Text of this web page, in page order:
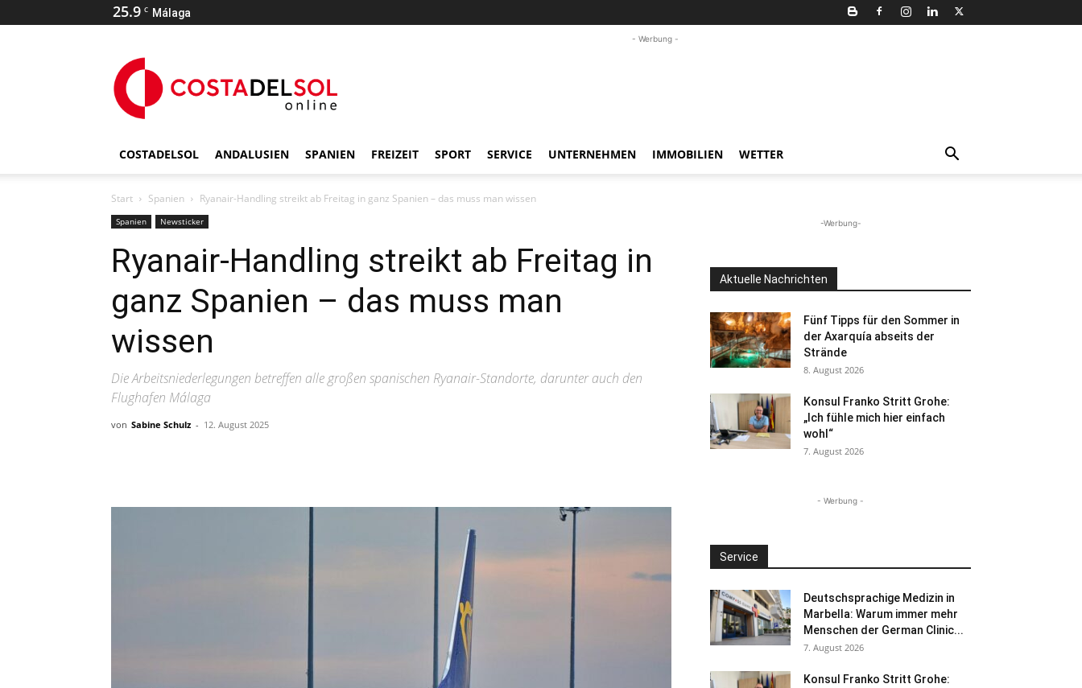
25.9 C Málaga
- Werbung -
COSTADELSOL ANDALUSIEN SPANIEN FREIZEIT SPORT SERVICE UNTERNEHMEN IMMOBILIEN WETTER
Start Spanien Ryanair-Handling streikt ab Freitag in ganz Spanien – das muss man wissen
Spanien Newsticker
Ryanair-Handling streikt ab Freitag in
ganz Spanien – das muss man
wissen
Die Arbeitsniederlegungen betreffen alle großen spanischen Ryanair-Standorte, darunter auch den
Flughafen Málaga
von Sabine Schulz - 12. August 2025
-Werbung-
Aktuelle Nachrichten
Fünf Tipps für den Sommer in
der Axarquía abseits der
Strände
8. August 2026
Konsul Franko Stritt Grohe:
„Ich fühle mich hier einfach
wohl“
7. August 2026
- Werbung -
Service
Deutschsprachige Medizin in
Marbella: Warum immer mehr
Menschen der German Clinic...
7. August 2026
Konsul Franko Stritt Grohe: